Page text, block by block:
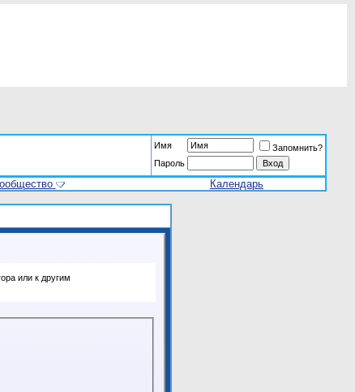
Имя
Запомнить?
Пароль
Календарь
или к другим